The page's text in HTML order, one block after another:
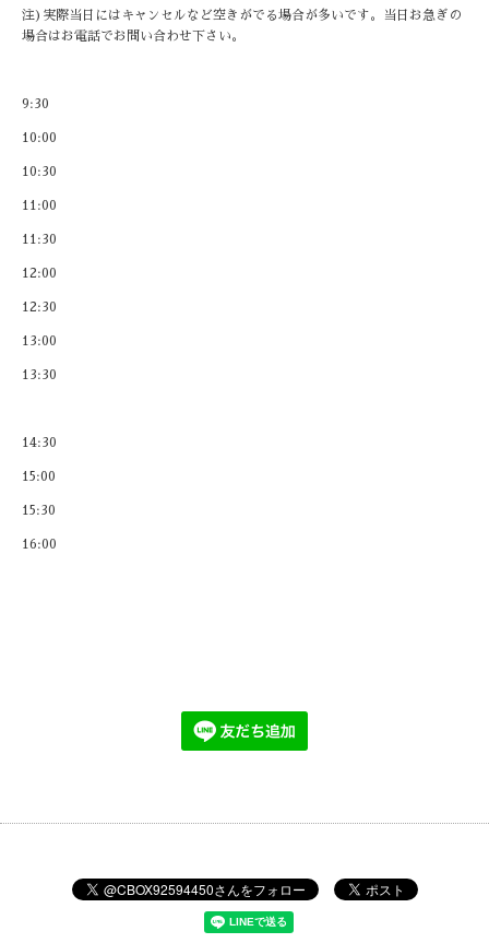
注)実際当日にはキャンセルなど空きがでる場合が多いです。当日お急ぎの
場合はお電話でお問い合わせ下さい。
9:30
10:00
10:30
11:00
11:30
12:00
12:30
13:00
13:30
14:30
15:00
15:30
16:00